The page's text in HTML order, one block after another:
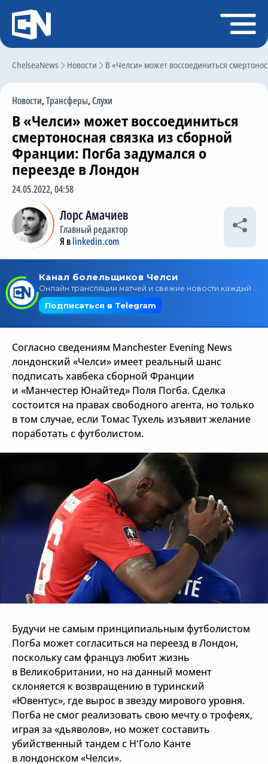
ChelseaNews Новости В «Челси» может воссоединиться
Новости,Трансферы,Слухи
В «Челси» может воссоединиться
смертоносная связка из сборной
Франции: Погба задумался о
переезде в Лондон
24.05.2022, 04:58
Лорс Амачиев
Главный редактор
Я вlinkedin.com
Согласно сведениям Manchester Evening News
лондонский «Челси» имеет реальный шанс
подписать хавбека сборной Франции
и «Манчестер Юнайтед» Поля Погба. Сделка
состоится на правах свободного агента, но только
в том случае, если Томас Тухель изъявит желание
поработать с футболистом.
Будучи не самым принципиальным футболистом
Погба может согласиться на переезд в Лондон,
поскольку сам француз любит жизнь
в Великобритании, но на данный момент
склоняется к возвращению в туринский
«Ювентус», где вырос в звезду мирового уровня.
Погба не смог реализовать свою мечту о трофеях,
играя за «дьяволов», но может составить
убийственный тандем с Н'Голо Канте
в лондонском «Челси».
Регистрация
Главная
Чат
Трансферы
Слухи
История Челси
Статистика
Календарь игр
Состав команды
Трансляции
Контакты